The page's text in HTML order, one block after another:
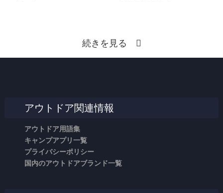
続きを見る
アウトドア関連情報
アウトドア用語集
キャンプアプリ一覧
プライバシーポリシー
国内のアウトドアブランド一覧